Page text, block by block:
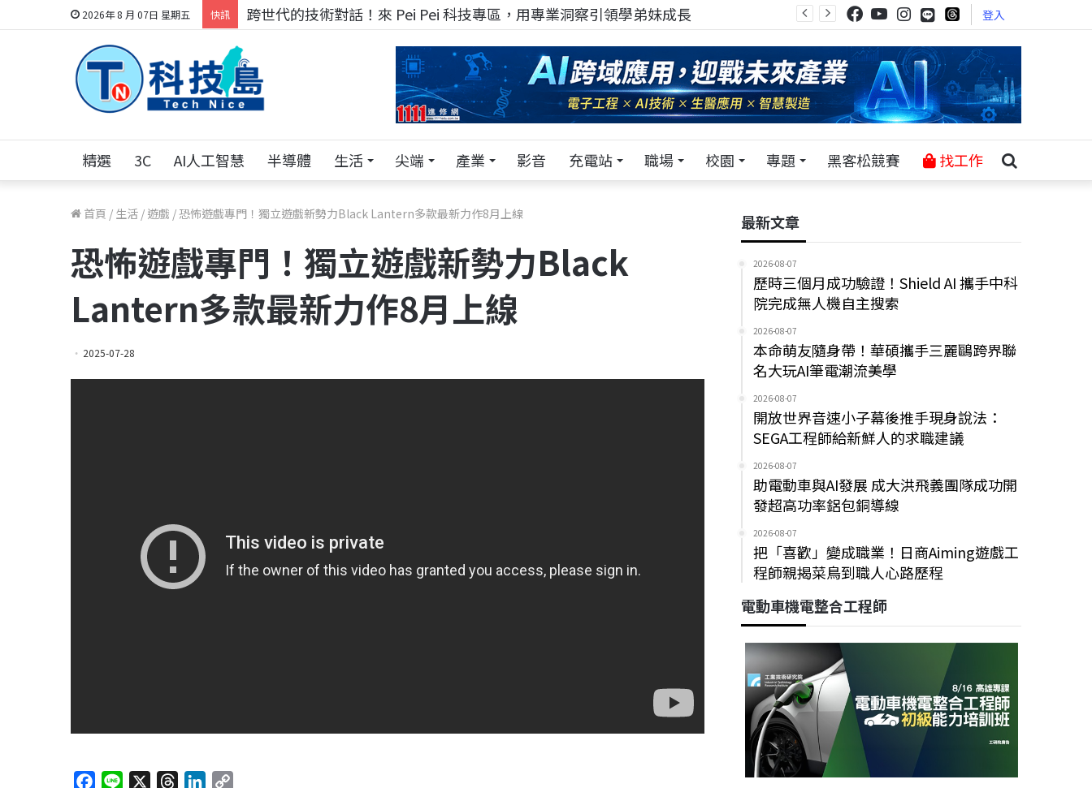
2026年 8 月 07日 星期五 快訊 跨世代的技術對話！來 Pei Pei 科技專區，用專業洞察引領學弟妹成長 登入
精選 3C AI人工智慧 半導體 生活 尖端 產業 影音 充電站 職場 校園 專題 黑客松競賽 找工作
首頁 / 生活 / 遊戲 / 恐怖遊戲專門！獨立遊戲新勢力Black Lantern多款最新力作8月上線
恐怖遊戲專門！獨立遊戲新勢力Black
Lantern多款最新力作8月上線
2025-07-28
最新文章
2026-08-07
歷時三個月成功驗證！Shield AI 攜手中科
院完成無人機自主搜索
2026-08-07
本命萌友隨身帶！華碩攜手三麗鷗跨界聯
名大玩AI筆電潮流美學
2026-08-07
開放世界音速小子幕後推手現身說法：
SEGA工程師給新鮮人的求職建議
2026-08-07
助電動車與AI發展 成大洪飛義團隊成功開
發超高功率鋁包銅導線
2026-08-07
把「喜歡」變成職業！日商Aiming遊戲工
程師親揭菜鳥到職人心路歷程
電動車機電整合工程師